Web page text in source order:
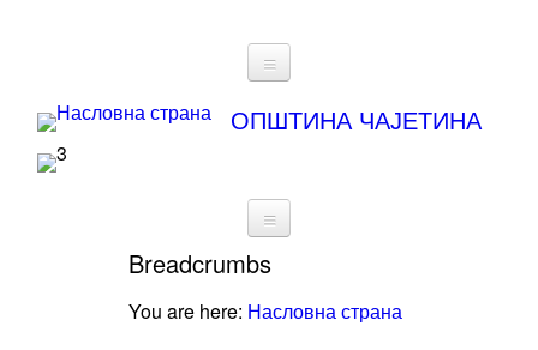
Статут
Информатор
раду
ОПШТИНА ЧАЈЕТИНА
О
Breadcrumbs
You are here: Насловна страна